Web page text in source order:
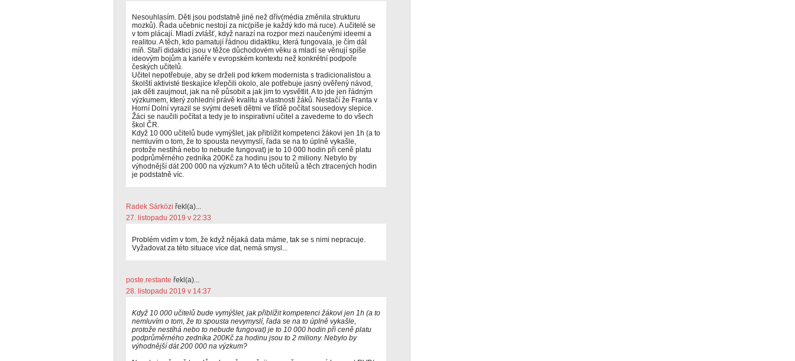
Nesouhlasím. Děti jsou podstatně jiné než dřív(média změnila strukturu
mozků). Řada učebnic nestojí za nic(píše je každý kdo má ruce). A učitelé se
v tom plácají. Mladí zvlášť, když narazí na rozpor mezi naučenými ideemi a
realitou. A těch, kdo pamatují řádnou didaktiku, která fungovala, je čím dál
míň. Staří didaktici jsou v těžce důchodovém věku a mladí se věnují spíše
ideovým bojům a kariéře v evropském kontextu než konkrétní podpoře
českých učitelů.
Učitel nepotřebuje, aby se drželi pod krkem modernista s tradicionalistou a
školští aktivisté tleskajíce křepčili okolo, ale potřebuje jasný ověřený návod,
jak děti zaujmout, jak na ně působit a jak jim to vysvětlit. A to jde jen řádným
výzkumem, který zohlední právě kvalitu a vlastnosti žáků. Nestačí že Franta v
Horní Dolní vyrazil se svými deseti dětmi ve třídě počítat sousedovy slepice.
Žáci se naučili počítat a tedy je to inspirativní učitel a zavedeme to do všech
škol ČR.
Když 10 000 učitelů bude vymýšlet, jak přiblížit kompetenci žákovi jen 1h (a to
nemluvím o tom, že to spousta nevymyslí, řada se na to úplně vykašle,
protože nestíhá nebo to nebude fungovat) je to 10 000 hodin při ceně platu
podprůměrného zedníka 200Kč za hodinu jsou to 2 miliony. Nebylo by
výhodnější dát 200 000 na výzkum? A to těch učitelů a těch ztracených hodin
je podstatně víc.
Radek Sárközi řekl(a)...
27. listopadu 2019 v 22:33
Problém vidím v tom, že když nějaká data máme, tak se s nimi nepracuje.
Vyžadovat za této situace více dat, nemá smysl...
poste.restante řekl(a)...
28. listopadu 2019 v 14:37
Když 10 000 učitelů bude vymýšlet, jak přiblížit kompetenci žákovi jen 1h (a to
nemluvím o tom, že to spousta nevymyslí, řada se na to úplně vykašle,
protože nestíhá nebo to nebude fungovat) je to 10 000 hodin při ceně platu
podprůměrného zedníka 200Kč za hodinu jsou to 2 miliony. Nebylo by
výhodnější dát 200 000 na výzkum?